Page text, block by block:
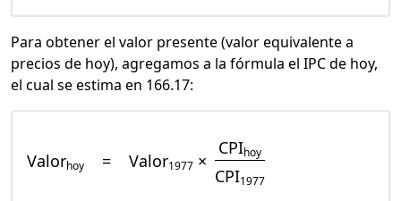
Para obtener el valor presente (valor equivalente a
precios de hoy), agregamos a la fórmula el IPC de hoy,
el cual se estima en 166.17:
Valorhoy = Valor1977 ×
CPIhoy
CPI1977